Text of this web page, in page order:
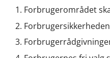
Forbrugerområdet